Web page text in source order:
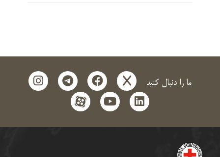
ما را دنبال کنید x
facebook
telegram
instagram
linkedin
youtube
aparat